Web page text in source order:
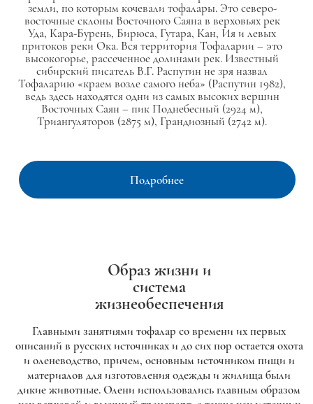
земли, по которым кочевали тофалары. Это северо-
восточные склоны Восточного Саяна в верховьях рек
Уда, Кара-Бурень, Бирюса, Гутара, Кан, Ия и левых
притоков реки Ока. Вся территория Тофаларии – это
высокогорье, рассеченное долинами рек. Известный
сибирский писатель В.Г. Распутин не зря назвал
Тофаларию «краем возле самого неба» (Распутин 1982),
ведь здесь находятся одни из самых высоких вершин
Восточных Саян – пик Поднебесный (2924 м),
Триангуляторов (2875 м), Грандиозный (2742 м).
Подробнее
Образ жизни и
система
жизнеобеспечения
Главными занятиями тофалар со времени их первых
описаний в русских источниках и до сих пор остается охота
и оленеводство, причем, основным источником пищи и
материалов для изготовления одежды и жилища были
дикие животные. Олени использовались главным образом